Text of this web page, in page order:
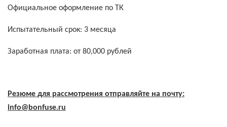
Официальное оформление по ТК
Испытательный срок: 3 месяца
Заработная плата: от 80,000 рублей
Резюме для рассмотрения отправляйте на почту:
info@bonfuse.ru